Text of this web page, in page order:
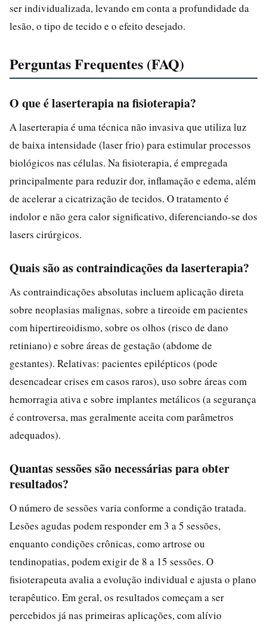
ser individualizada, levando em conta a profundidade da
lesão, o tipo de tecido e o efeito desejado.
Perguntas Frequentes (FAQ)
O que é laserterapia na fisioterapia?
A laserterapia é uma técnica não invasiva que utiliza luz
de baixa intensidade (laser frio) para estimular processos
biológicos nas células. Na fisioterapia, é empregada
principalmente para reduzir dor, inflamação e edema, além
de acelerar a cicatrização de tecidos. O tratamento é
indolor e não gera calor significativo, diferenciando-se dos
lasers cirúrgicos.
Quais são as contraindicações da laserterapia?
As contraindicações absolutas incluem aplicação direta
sobre neoplasias malignas, sobre a tireoide em pacientes
com hipertireoidismo, sobre os olhos (risco de dano
retiniano) e sobre áreas de gestação (abdome de
gestantes). Relativas: pacientes epilépticos (pode
desencadear crises em casos raros), uso sobre áreas com
hemorragia ativa e sobre implantes metálicos (a segurança
é controversa, mas geralmente aceita com parâmetros
adequados).
Quantas sessões são necessárias para obter
resultados?
O número de sessões varia conforme a condição tratada.
Lesões agudas podem responder em 3 a 5 sessões,
enquanto condições crônicas, como artrose ou
tendinopatias, podem exigir de 8 a 15 sessões. O
fisioterapeuta avalia a evolução individual e ajusta o plano
terapêutico. Em geral, os resultados começam a ser
percebidos já nas primeiras aplicações, com alívio